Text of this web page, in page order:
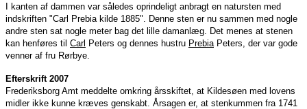
I kanten af dammen var således oprindeligt anbragt en natursten med
indskriften "Carl Prebia kilde 1885". Denne sten er nu sammen med nogle
andre sten sat nogle meter bag det lille damanlæg. Det menes at stenen
kan henføres til Carl Peters og dennes hustru Prebia Peters, der var gode
venner af fru Rørbye.
Efterskrift 2007
Frederiksborg Amt meddelte omkring årsskiftet, at Kildesøen med lovens
midler ikke kunne kræves genskabt. Årsagen er, at stenkummen fra 1741